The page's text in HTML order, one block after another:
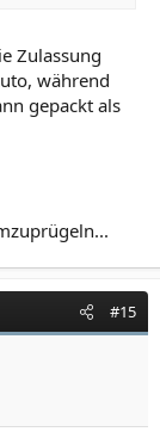
Zulassung
während
gepackt als
#15